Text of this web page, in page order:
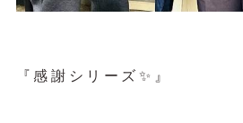
『感謝シリーズ✨』